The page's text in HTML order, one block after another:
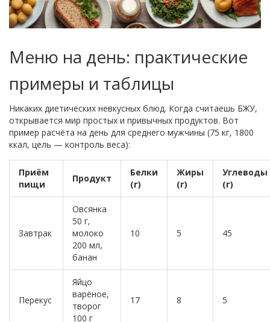
Меню на день: практические
примеры и таблицы
Никаких диетических невкусных блюд. Когда считаешь БЖУ,
открывается мир простых и привычных продуктов. Вот
пример расчёта на день для среднего мужчины (75 кг, 1800
ккал, цель — контроль веса):
Приём
пищи
Продукт
Белки
(г)
Жиры
(г)
Углеводы
(г)
Завтрак
Овсянка
50 г,
молоко
200 мл,
банан
10 5 45
Перекус
Яйцо
варёное,
творог
100 г
17 8 5